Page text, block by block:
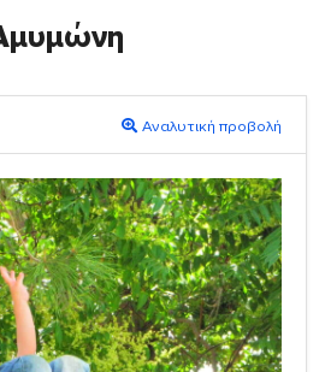
Αναλυτική προβολή